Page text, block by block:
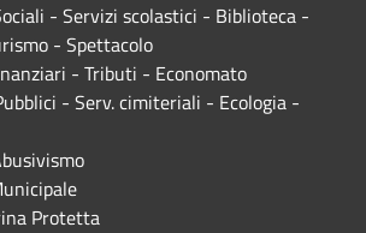
- Servizi scolastici - Biblioteca -
- Spettacolo
- Tributi - Economato
- Serv. cimiteriali - Ecologia -
Protetta